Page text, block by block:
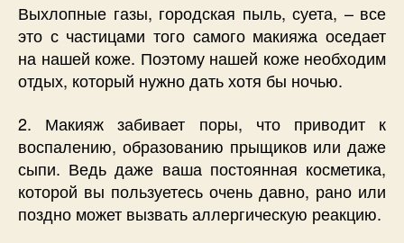
Выхлопные газы, городская пыль, суета, – все
это с частицами того самого макияжа оседает
на нашей коже. Поэтому нашей коже необходим
отдых, который нужно дать хотя бы ночью.
2. Макияж забивает поры, что приводит к
воспалению, образованию прыщиков или даже
сыпи. Ведь даже ваша постоянная косметика,
которой вы пользуетесь очень давно, рано или
поздно может вызвать аллергическую реакцию.